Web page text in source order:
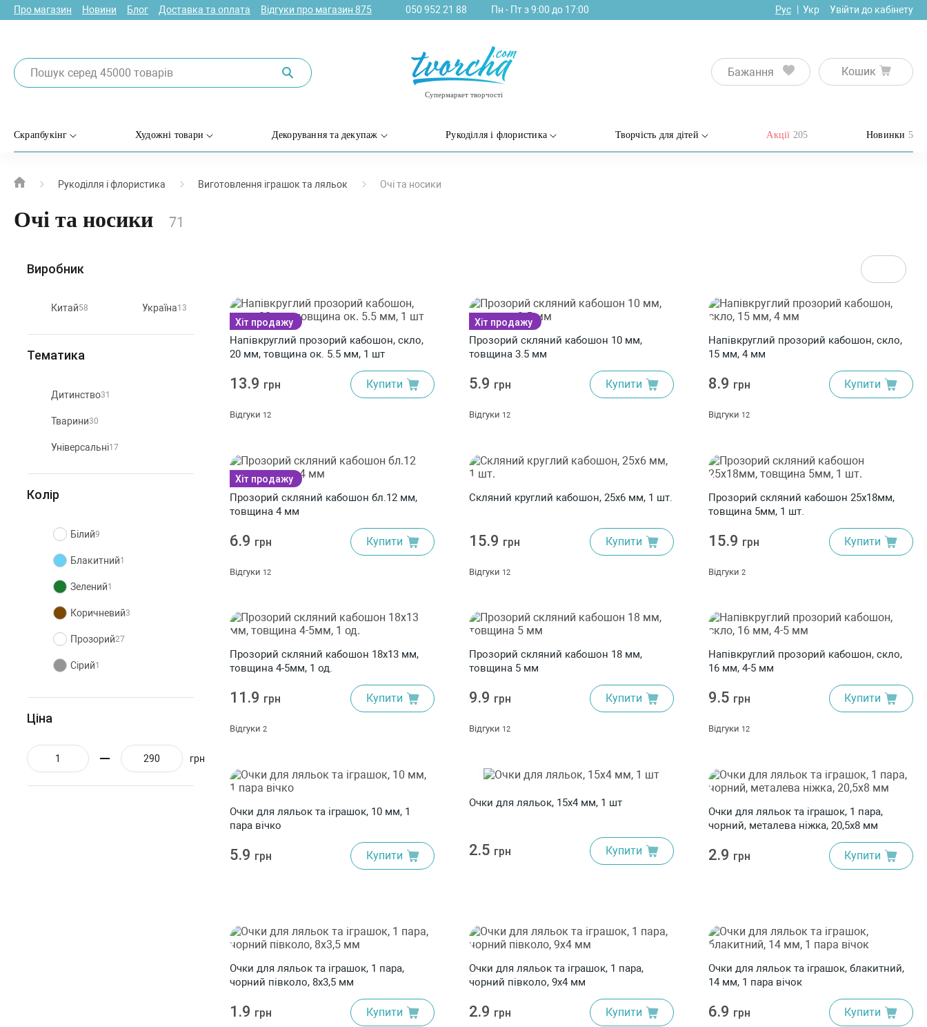
Про магазин Новини Блог Доставка та оплата Відгуки про магазин 875 050 952 21 88 Пн - Пт з 9:00 до 17:00 Рус Укр Увійти до кабінету
Супермаркет творчості
Бажання Кошик
Скрапбукінг Художні товари Декорування та декупаж Рукоділля і флористика Творчість для дітей Акції 205 Новинки 5
Рукоділля і флористика Виготовлення іграшок та ляльок Очі та носики
Очі та носики 71
Виробник
Китай58 Україна13
Тематика
Дитинство31
Тварини30
Універсальні17
Колір
Білий9
Блакитний1
Зелений1
Коричневий3
Прозорий27
Сірий1
Ціна
грн
Напівкруглий прозорий кабошон, скло,
20 мм, товщина ок. 5.5 мм, 1 шт
13.9 грн Купити
Відгуки 12
Хіт продажу
Прозорий скляний кабошон 10 мм,
товщина 3.5 мм
5.9 грн Купити
Відгуки 12
Хіт продажу
Напівкруглий прозорий кабошон, скло,
15 мм, 4 мм
8.9 грн Купити
Відгуки 12
Прозорий скляний кабошон бл.12 мм,
товщина 4 мм
6.9 грн Купити
Відгуки 12
Хіт продажу
Скляний круглий кабошон, 25х6 мм, 1 шт.
15.9 грн Купити
Відгуки 12
Прозорий скляний кабошон 25х18мм,
товщина 5мм, 1 шт.
15.9 грн Купити
Відгуки 2
Прозорий скляний кабошон 18х13 мм,
товщина 4-5мм, 1 од.
11.9 грн Купити
Відгуки 2
Прозорий скляний кабошон 18 мм,
товщина 5 мм
9.9 грн Купити
Відгуки 12
Напівкруглий прозорий кабошон, скло,
16 мм, 4-5 мм
9.5 грн Купити
Відгуки 12
Очки для ляльок та іграшок, 10 мм, 1
пара вічко
5.9 грн Купити
Очки для ляльок, 15х4 мм, 1 шт
2.5 грн Купити
Очки для ляльок та іграшок, 1 пара,
чорний, металева ніжка, 20,5x8 мм
2.9 грн Купити
Очки для ляльок та іграшок, 1 пара,
чорний півколо, 8x3,5 мм
1.9 грн Купити
Очки для ляльок та іграшок, 1 пара,
чорний півколо, 9x4 мм
2.9 грн Купити
Очки для ляльок та іграшок, блакитний,
14 мм, 1 пара вічок
6.9 грн Купити